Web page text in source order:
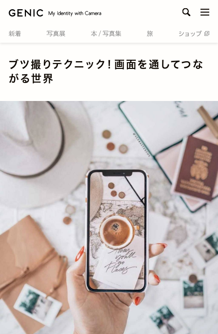
ブツ撮りテクニック！画面を通してつな
がる世界